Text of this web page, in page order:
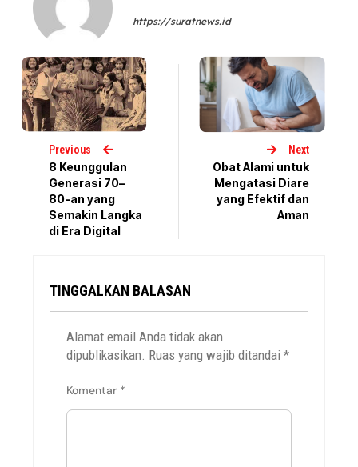
https://suratnews.id
Previous
8 Keunggulan
Generasi 70–
80-an yang
Semakin Langka
di Era Digital
Next
Obat Alami untuk
Mengatasi Diare
yang Efektif dan
Aman
TINGGALKAN BALASAN
Alamat email Anda tidak akan
dipublikasikan. Ruas yang wajib ditandai*
Komentar *